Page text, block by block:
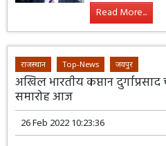
Read More...
राजस्थान Top-News जयपुर
अखिल भारतीय कप्तान दुर्गाप्रसाद
समारोह आज
26 Feb 2022 10:23:36